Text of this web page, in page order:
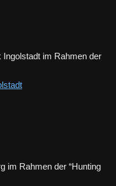
im Rahmen der
im Rahmen der “Hunting